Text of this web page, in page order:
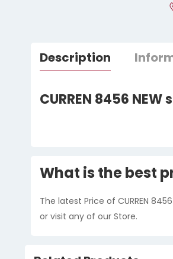
Description
CURREN 8456
What is the best
The latest Price of CURREN
or visit any of our Store.